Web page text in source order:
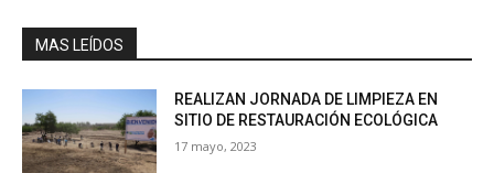
MAS LEÍDOS
REALIZAN JORNADA DE LIMPIEZA EN
SITIO DE RESTAURACIÓN ECOLÓGICA
17 mayo, 2023